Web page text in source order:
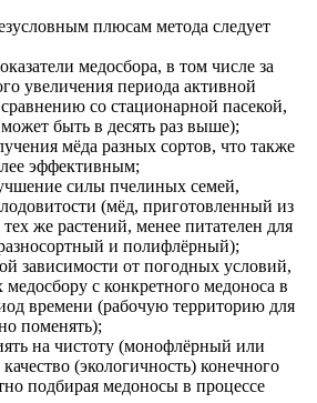
плюсам метода следует
медосбора, в том числе за
увеличения периода активной
со стационарной пасекой,
быть в десять раз выше);
мёда разных сортов, что также
эффективным;
силы пчелиных семей,
(мёд, приготовленный из
же растений, менее питателен для
и полифлёрный);
зависимости от погодных условий,
с конкретного медоноса в
времени (рабочую территорию для
поменять);
на чистоту (монофлёрный или
(экологичность) конечного
подбирая медоносы в процессе